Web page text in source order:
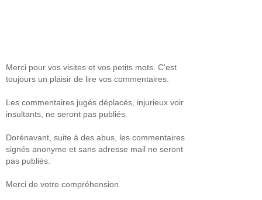
Merci pour vos visites et vos petits mots. C'est
toujours un plaisir de lire vos commentaires.
Les commentaires jugés déplacés, injurieux voir
insultants, ne seront pas publiés.
Dorénavant, suite à des abus, les commentaires
signés anonyme et sans adresse mail ne seront
pas publiés.
Merci de votre compréhension.